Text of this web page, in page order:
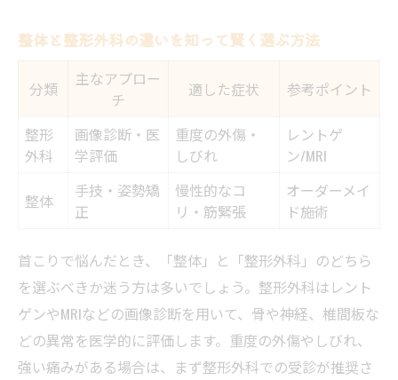
整体と整形外科の違いを知って賢く選ぶ方法
分類
主なアプロー
チ
適した症状 参考ポイント
整形
外科
画像診断・医
学評価
重度の外傷・
しびれ
レントゲ
ン/MRI
整体
手技・姿勢矯
正
慢性的なコ
リ・筋緊張
オーダーメイ
ド施術
首こりで悩んだとき、「整体」と「整形外科」のどちら
を選ぶべきか迷う方は多いでしょう。整形外科はレント
ゲンやMRIなどの画像診断を用いて、骨や神経、椎間板な
どの異常を医学的に評価します。重度の外傷やしびれ、
強い痛みがある場合は、まず整形外科での受診が推奨さ